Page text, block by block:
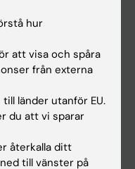
hur
att visa och spåra
från externa
länder utanför EU.
du att vi sparar
återkalla ditt
till vänster på